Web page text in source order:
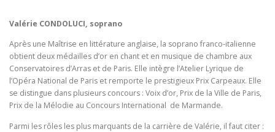
Valérie CONDOLUCI, soprano
Après une Maîtrise en littérature anglaise, la soprano franco-italienne
obtient deux médailles d’or en chant et en musique de chambre aux
Conservatoires d’Arras et de Paris. Elle intègre l’Atelier Lyrique de
l’Opéra National de Paris et remporte le prestigieux Prix Carpeaux. Elle
se distingue dans plusieurs concours : Voix d’or, Prix de la Ville de Paris,
Prix de la Mélodie au Concours International de Marmande.
Parmi les rôles les plus marquants de la carrière de Valérie, il faut citer :